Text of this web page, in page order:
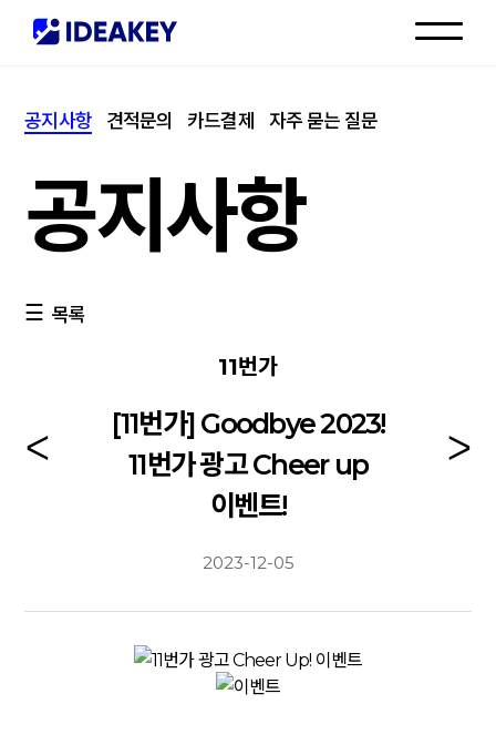
고객센터
공지사항 견적문의 카드결제 자주 묻는 질문
공지사항
목록
11번가
[11번가] Goodbye 2023!
11번가 광고 Cheer up
이벤트!
2023-12-05